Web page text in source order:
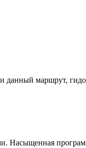
данный маршрут,
Насыщенная